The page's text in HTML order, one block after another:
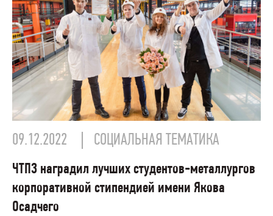
09.12.2022 СОЦИАЛЬНАЯ ТЕМАТИКА
ЧТПЗ наградил лучших студентов-металлургов
корпоративной стипендией имени Якова
Осадчего